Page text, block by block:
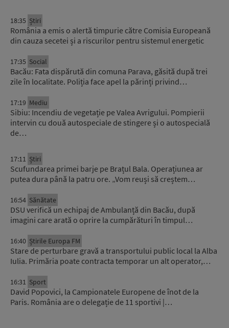
18:35 Știri
România a emis o alertă timpurie către Comisia Europeană
din cauza secetei și a riscurilor pentru sistemul energetic
17:35 Social
Bacău: Fata dispărută din comuna Parava, găsită după trei
zile în localitate. Poliția face apel la părinți privind…
17:19 Mediu
Sibiu: Incendiu de vegetație pe Valea Avrigului. Pompierii
intervin cu două autospeciale de stingere și o autospecială
de…
17:11 Știri
Scufundarea primei barje pe Brațul Bala. Operațiunea ar
putea dura până la patru ore. „Vom reuși să creștem…
16:54 Sănătate
DSU verifică un echipaj de Ambulanță din Bacău, după
imagini care arată o oprire la cumpărături în timpul…
16:40 Știrile Europa FM
Stare de perturbare gravă a transportului public local la Alba
Iulia. Primăria poate contracta temporar un alt operator,…
16:31 Sport
David Popovici, la Campionatele Europene de înot de la
Paris. România are o delegație de 11 sportivi |…